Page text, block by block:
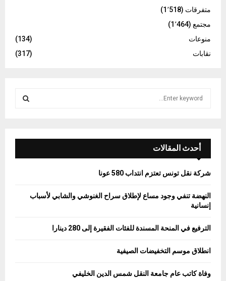
متفرقات (1٬518)
مجتمع (1٬464)
منوعات
(134)
نقابات
(317)
f
r
E
A
أحدث المقالات
شركة نقل تونس تعتزم انتداب 580 عونا
النهضة تنفي وجود مساع لإطلاق سراح الغنوشي والشابي لأسباب
إنسانية
الترفيع في المنحة المسندة للفئات الفقيرة إلى 280 دينارا
انطلاق موسم التخفيضات الصيفية
وفاة كاتب عام جامعة النقل شمس الدين الخليفي